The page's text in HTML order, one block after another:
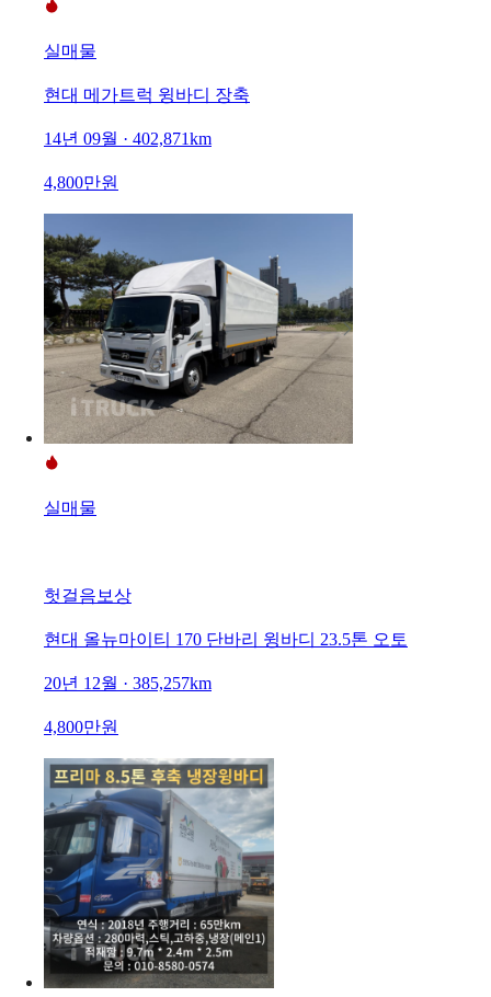
실매물
현대 메가트럭 윙바디 장축
14년 09월 · 402,871km
4,800만원
실매물
헛걸음보상
현대 올뉴마이티 170 단바리 윙바디 23.5톤 오토
20년 12월 · 385,257km
4,800만원